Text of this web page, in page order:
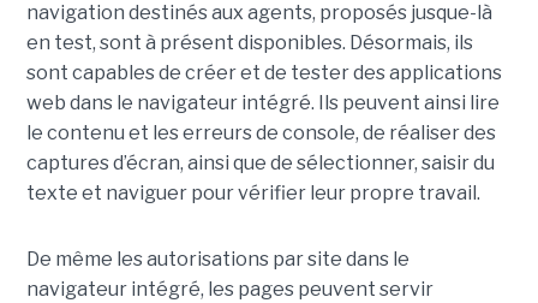
navigation destinés aux agents, proposés jusque-là
en test, sont à présent disponibles. Désormais, ils
sont capables de créer et de tester des applications
web dans le navigateur intégré. Ils peuvent ainsi lire
le contenu et les erreurs de console, de réaliser des
captures d’écran, ainsi que de sélectionner, saisir du
texte et naviguer pour vérifier leur propre travail.
De même les autorisations par site dans le
navigateur intégré, les pages peuvent servir